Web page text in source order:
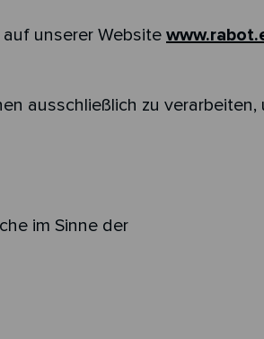
auf unserer Website
ausschließlich zu verarbeiten,
im Sinne der